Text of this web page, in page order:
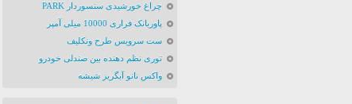
چراغ خورشیدی سنسوردار PARK
پاوربانک فراری 10000 میلی آمپر
ست سرویس طرح ونکلیف
توری نظم دهنده بین صندلی خودرو
واکس نانو آبگریز شیشه